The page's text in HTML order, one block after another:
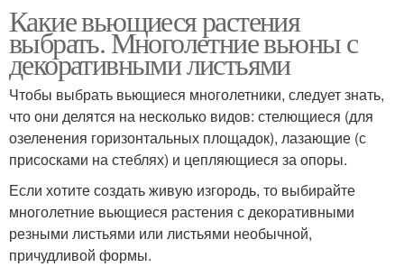
Какие вьющиеся растения
выбрать. Многолетние вьюны с
декоративными листьями
Чтобы выбрать вьющиеся многолетники, следует знать,
что они делятся на несколько видов: стелющиеся (для
озеленения горизонтальных площадок), лазающие (с
присосками на стеблях) и цепляющиеся за опоры.
Если хотите создать живую изгородь, то выбирайте
многолетние вьющиеся растения с декоративными
резными листьями или листьями необычной,
причудливой формы.